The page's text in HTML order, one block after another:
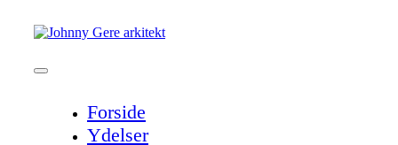
Toggle
Forside
Ydelser